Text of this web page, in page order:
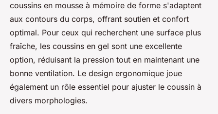
coussins en mousse à mémoire de forme s'adaptent
aux contours du corps, offrant soutien et confort
optimal. Pour ceux qui recherchent une surface plus
fraîche, les coussins en gel sont une excellente
option, réduisant la pression tout en maintenant une
bonne ventilation. Le design ergonomique joue
également un rôle essentiel pour ajuster le coussin à
divers morphologies.